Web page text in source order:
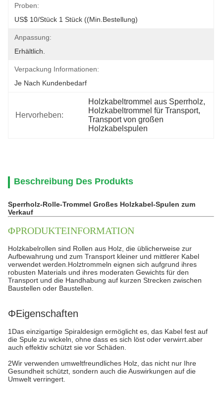
Proben:
US$ 10/Stück 1 Stück ((Min.Bestellung)
Anpassung:
Erhältlich.
Verpackung Informationen:
Je Nach Kundenbedarf
Hervorheben:
Holzkabeltrommel aus Sperrholz
Holzkabeltrommel für Transport,
Transport von großen
Holzkabelspulen
Beschreibung Des Produkts
Sperrholz-Rolle-Trommel Großes Holzkabel-Spulen zum
Verkauf
ΦPRODUKTEINFORMATION
Holzkabelrollen sind Rollen aus Holz, die üblicherweise zur
Aufbewahrung und zum Transport kleiner und mittlerer Kabel
verwendet werden.Holztrommeln eignen sich aufgrund ihres
robusten Materials und ihres moderaten Gewichts für den
Transport und die Handhabung auf kurzen Strecken zwischen
Baustellen oder Baustellen.
ΦEigenschaften
1Das einzigartige Spiraldesign ermöglicht es, das Kabel fest auf
die Spule zu wickeln, ohne dass es sich löst oder verwirrt.aber
auch effektiv schützt sie vor Schäden.
2Wir verwenden umweltfreundliches Holz, das nicht nur Ihre
Gesundheit schützt, sondern auch die Auswirkungen auf die
Umwelt verringert.